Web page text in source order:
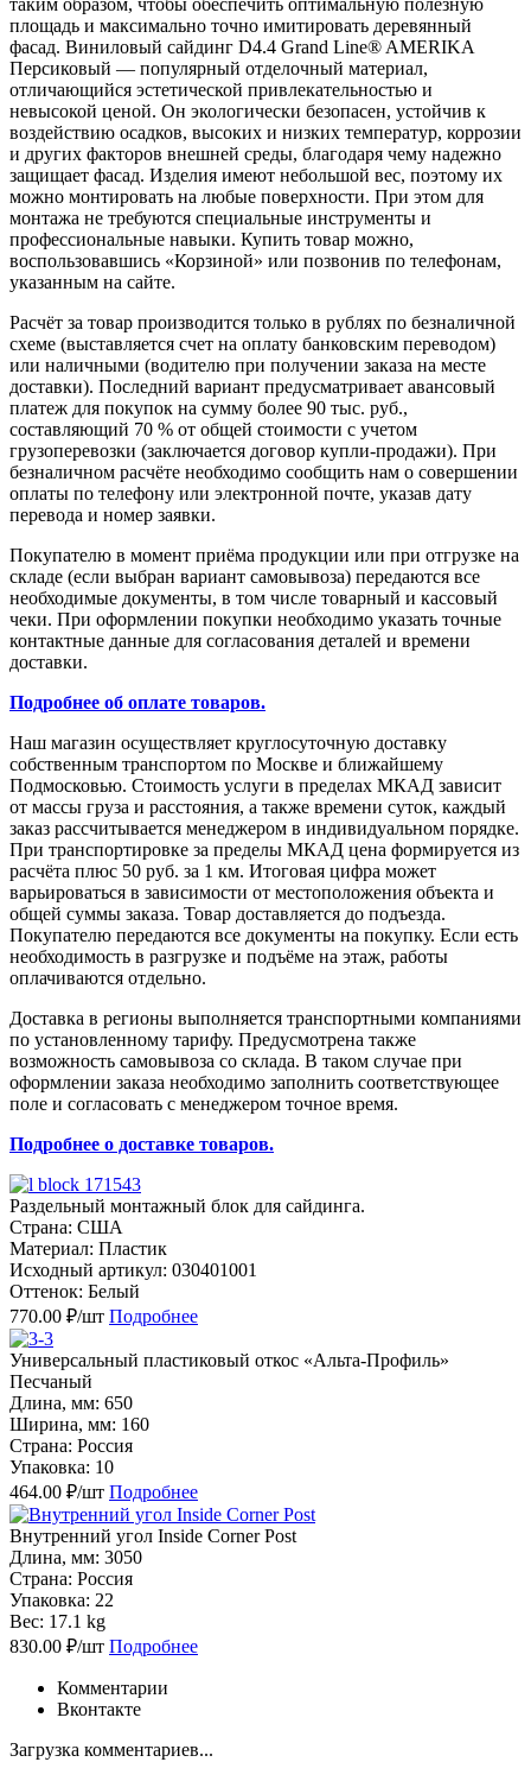
площадь и максимально точно имитировать деревянный
фасад. Виниловый сайдинг D4.4 Grand Line® AMERIKA
Персиковый — популярный отделочный материал,
отличающийся эстетической привлекательностью и
невысокой ценой. Он экологически безопасен, устойчив к
воздействию осадков, высоких и низких температур, коррозии
и других факторов внешней среды, благодаря чему надежно
защищает фасад. Изделия имеют небольшой вес, поэтому их
можно монтировать на любые поверхности. При этом для
монтажа не требуются специальные инструменты и
профессиональные навыки. Купить товар можно,
воспользовавшись «Корзиной» или позвонив по телефонам,
указанным на сайте.
Расчёт за товар производится только в рублях по безналичной
схеме (выставляется счет на оплату банковским переводом)
или наличными (водителю при получении заказа на месте
доставки). Последний вариант предусматривает авансовый
платеж для покупок на сумму более 90 тыс. руб.,
составляющий 70 % от общей стоимости с учетом
грузоперевозки (заключается договор купли-продажи). При
безналичном расчёте необходимо сообщить нам о совершении
оплаты по телефону или электронной почте, указав дату
перевода и номер заявки.
Покупателю в момент приёма продукции или при отгрузке на
складе (если выбран вариант самовывоза) передаются все
необходимые документы, в том числе товарный и кассовый
чеки. При оформлении покупки необходимо указать точные
контактные данные для согласования деталей и времени
доставки.
Подробнее об оплате товаров.
Наш магазин осуществляет круглосуточную доставку
собственным транспортом по Москве и ближайшему
Подмосковью. Стоимость услуги в пределах МКАД зависит
от массы груза и расстояния, а также времени суток, каждый
заказ рассчитывается менеджером в индивидуальном порядке.
При транспортировке за пределы МКАД цена формируется из
расчёта плюс 50 руб. за 1 км. Итоговая цифра может
варьироваться в зависимости от местоположения объекта и
общей суммы заказа. Товар доставляется до подъезда.
Покупателю передаются все документы на покупку. Если есть
необходимость в разгрузке и подъёме на этаж, работы
оплачиваются отдельно.
Доставка в регионы выполняется транспортными компаниями
по установленному тарифу. Предусмотрена также
возможность самовывоза со склада. В таком случае при
оформлении заказа необходимо заполнить соответствующее
поле и согласовать с менеджером точное время.
Подробнее о доставке товаров.
Раздельный монтажный блок для сайдинга.
Страна: США
Материал: Пластик
Исходный артикул: 030401001
Оттенок: Белый
770.00 ₽/шт Подробнее
Универсальный пластиковый откос «Альта-Профиль»
Песчаный
Длина, мм: 650
Ширина, мм: 160
Страна: Россия
Упаковка: 10
464.00 ₽/шт Подробнее
Внутренний угол Inside Corner Post
Длина, мм: 3050
Страна: Россия
Упаковка: 22
Вес: 17.1 kg
830.00 ₽/шт Подробнее
Комментарии
Вконтакте
Загрузка комментариев...